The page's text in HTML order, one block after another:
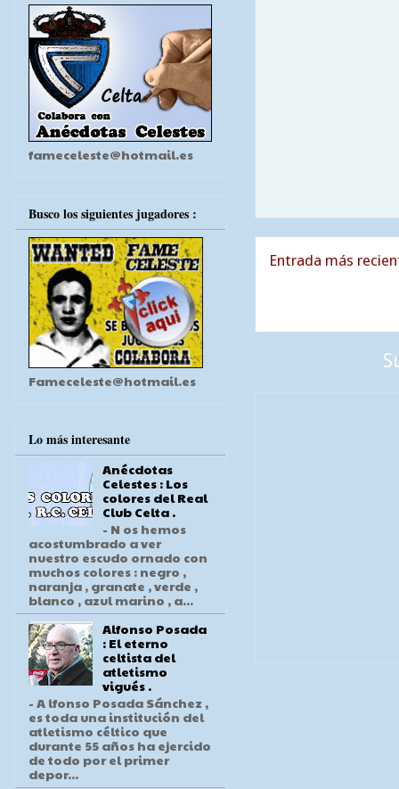
Entrada más
fameceleste@hotmail.es
Busco los siguientes jugadores :
Fameceleste@hotmail.es
Lo más interesante
Anécdotas
Celestes : Los
colores del Real
Club Celta .
- N os hemos
acostumbrado a ver
nuestro escudo ornado con
muchos colores : negro ,
naranja , granate , verde ,
blanco , azul marino , a...
Alfonso Posada
: El eterno
celtista del
atletismo
vigués .
- A lfonso Posada Sánchez ,
es toda una institución del
atletismo céltico que
durante 55 años ha ejercido
de todo por el primer
depor...